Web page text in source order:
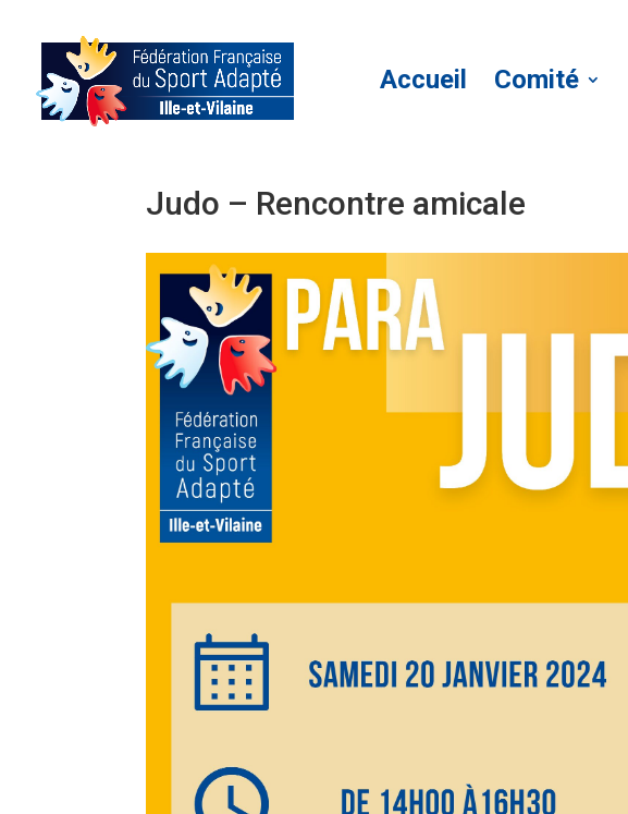
Accueil Comité
Judo – Rencontre amicale